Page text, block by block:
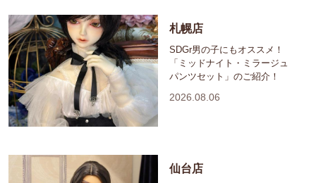
札幌店
SDGr男の子にもオススメ！
「ミッドナイト・ミラージュ
パンツセット」のご紹介！
2026.08.06
仙台店